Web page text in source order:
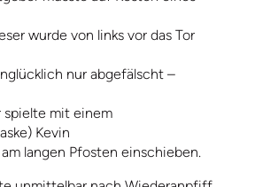
wurde von links vor das Tor
nur abgefälscht –
spielte mit einem
Kevin
langen Pfosten einschieben.